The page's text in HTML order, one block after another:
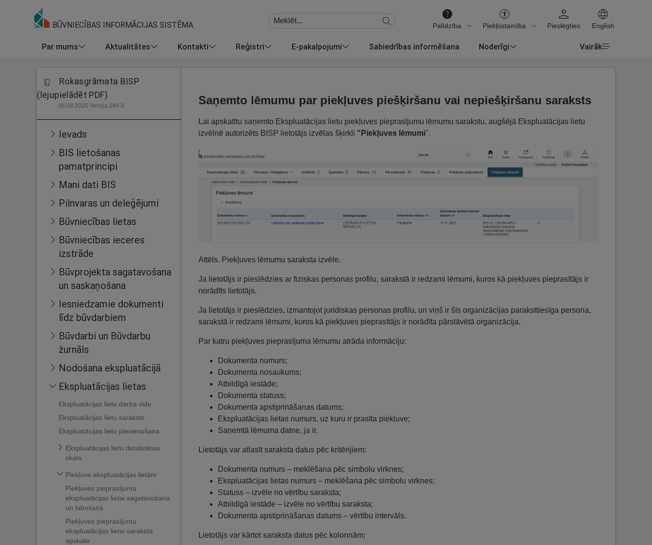
BŪVNIECĪBAS INFORMĀCIJAS SISTĒMA Palīdzība Piekļūstamība Pieslēgties English
Par mums Aktualitātes Kontakti Reģistri E-pakalpojumi Sabiedrības informēšana Noderīgi Vairāk
Rokasgrāmata BISP
(lejupielādēt PDF)
06.08.2026 Versija 284.0
Ievads
BIS lietošanas
pamatprincipi
Mani dati BIS
Pilnvaras un deleģējumi
Būvniecības lietas
Būvniecības ieceres
izstrāde
Būvprojekta sagatavošana
un saskaņošana
Iesniedzamie dokumenti
līdz būvdarbiem
Būvdarbi un Būvdarbu
žurnāls
Nodošana ekspluatācijā
Ekspluatācijas lietas
Ekspluatācijas lietu darba vide
Ekspluatācijas lietu saraksts
Ekspluatācijas lietu pievienošana
Ekspluatācijas lietu detalizētais
skats
Piekļuve ekspluatācijas lietām
Piekļuves pieprasījuma
ekspluatācijas lietai sagatavošana
un labošana
Piekļuves pieprasījumu
ekspluatācijas lietai saraksta
apskate
Saņemto lēmumu par piekļuves piešķiršanu vai nepiešķiršanu saraksts
Lai apskatītu saņemto Ekspluatācijas lietu piekļuves pieprasījumu lēmumu sarakstu, augšējā Ekspluatācijas lietu
izvēlnē autorizēts BISP lietotājs izvēlas šķirkli "Piekļuves lēmumi".
Attēls. Piekļuves lēmumu saraksta izvēle.
Ja lietotājs ir pieslēdzies ar fiziskas personas profilu, sarakstā ir redzami lēmumi, kuros kā piekļuves pieprasītājs ir
norādīts lietotājs.
Ja lietotājs ir pieslēdzies, izmantojot juridiskas personas profilu, un viņš ir šīs organizācijas paraksttiesīga persona,
sarakstā ir redzami lēmumi, kuros kā piekļuves pieprasītājs ir norādīta pārstāvētā organizācija.
Par katru piekļuves pieprasījuma lēmumu atrāda informāciju:
Dokumenta numurs;
Dokumenta nosaukums;
Atbildīgā iestāde;
Dokumenta statuss;
Dokumenta apstiprināšanas datums;
Ekspluatācijas lietas numurs, uz kuru ir prasīta piekļuve;
Saņemtā lēmuma datne, ja ir.
Lietotājs var atlasīt saraksta datus pēc kritērijiem:
Dokumenta numurs – meklēšana pēc simbolu virknes;
Ekspluatācijas lietas numurs – meklēšana pēc simbolu virknes;
Statuss – izvēle no vērtību saraksta;
Atbildīgā iestāde – izvēle no vērtību saraksta;
Dokumenta apstiprināšanas datums – vērtību intervāls.
Lietotājs var kārtot saraksta datus pēc kolonnām: